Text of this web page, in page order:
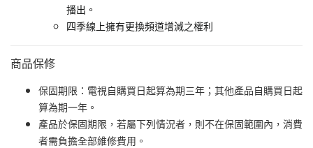
播出。
四季線上擁有更換頻道增減之權利
商品保修
保固期限：電視自購買日起算為期三年；其他產品自購買日起
算為期一年。
產品於保固期限，若屬下列情況者，則不在保固範圍內，消費
者需負擔全部維修費用。